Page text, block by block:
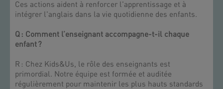
Ces actions aident à renforcer l'apprentissage et à
intégrer l'anglais dans la vie quotidienne des enfants.
Q : Comment l’enseignant accompagne-t-il chaque
enfant ?
R : Chez Kids&Us, le rôle des enseignants est
primordial. Notre équipe est formée et auditée
régulièrement pour maintenir les plus hauts standards